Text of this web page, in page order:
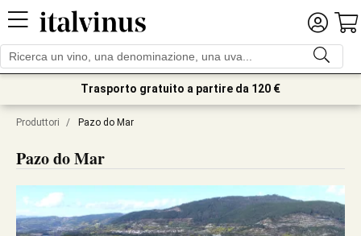
Trasporto gratuito a partire da 120 €
Produttori / Pazo do Mar
Pazo do Mar